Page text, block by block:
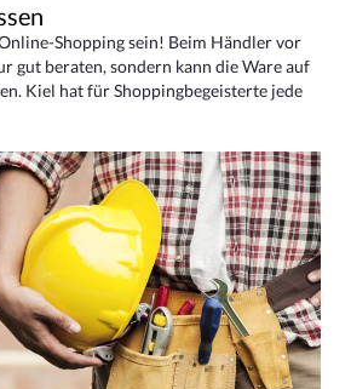
Shopping sein! Beim Händler vor
gut beraten, sondern kann die Ware auf
Kiel hat für Shoppingbegeisterte jede